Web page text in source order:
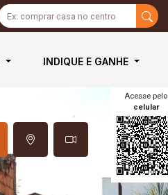
INDIQUE E GANHE
Acesse pelo
celular